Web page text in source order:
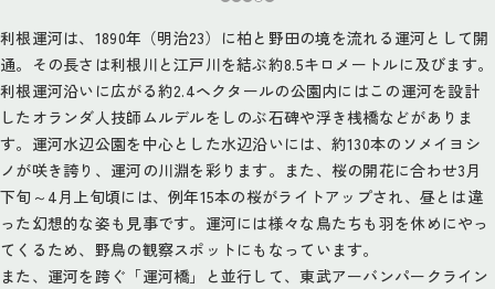
利根運河は、1890年（明治23）に柏と野田の境を流れる運河として開
通。その長さは利根川と江戸川を結ぶ約8.5キロメートルに及びます。
利根運河沿いに広がる約2.4ヘクタールの公園内にはこの運河を設計
したオランダ人技師ムルデルをしのぶ石碑や浮き桟橋などがありま
す。運河水辺公園を中心とした水辺沿いには、約130本のソメイヨシ
ノが咲き誇り、運河の川淵を彩ります。また、桜の開花に合わせ3月
下旬～4月上旬頃には、例年15本の桜がライトアップされ、昼とは違
った幻想的な姿も見事です。運河には様々な鳥たちも羽を休めにやっ
てくるため、野鳥の観察スポットにもなっています。
また、運河を跨ぐ「運河橋」と並行して、東武アーバンパークライン